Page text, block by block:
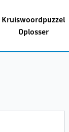
Kruiswoordpuzzel
Oplosser